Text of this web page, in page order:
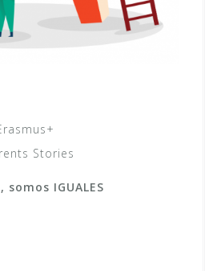
Stories
IGUALES